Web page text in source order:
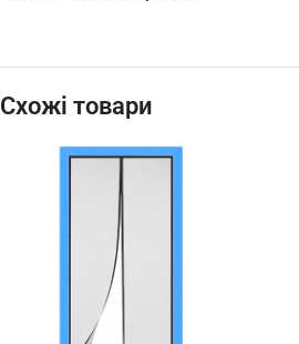
Схожі товари